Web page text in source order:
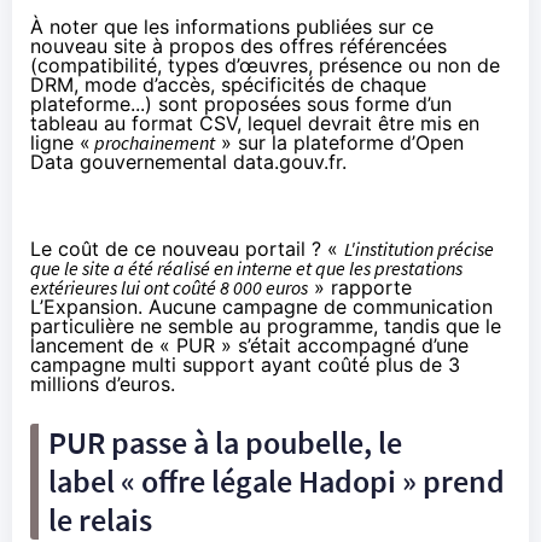
À noter que les informations publiées sur ce
nouveau site à propos des offres référencées
(compatibilité, types d’œuvres, présence ou non de
DRM, mode d’accès, spécificités de chaque
plateforme...) sont proposées sous forme d’un
tableau au format CSV, lequel devrait être mis en
ligne « prochainement» sur la plateforme d’Open
Data gouvernemental data.gouv.fr.
Le coût de ce nouveau portail ? « L'institution précise
que le site a été réalisé en interne et que les prestations
extérieures lui ont coûté 8 000 euros » rapporte
L’Expansion. Aucune campagne de communication
particulière ne semble au programme, tandis que le
lancement de « PUR » s’était accompagné d’une
campagne multi support ayant coûté plus de 3
millions d’euros.
PUR passe à la poubelle, le
label « offre légale Hadopi » prend
le relais